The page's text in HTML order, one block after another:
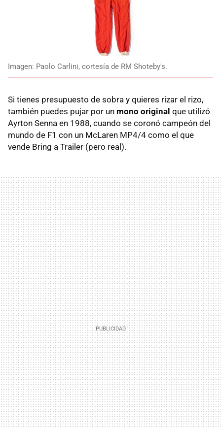
Imagen: Paolo Carlini, cortesía de RM Shoteby's.
Si tienes presupuesto de sobra y quieres rizar el rizo,
también puedes pujar por un mono original que utilizó
Ayrton Senna en 1988, cuando se coronó campeón del
mundo de F1 con un McLaren MP4/4 como el que
vende Bring a Trailer (pero real).